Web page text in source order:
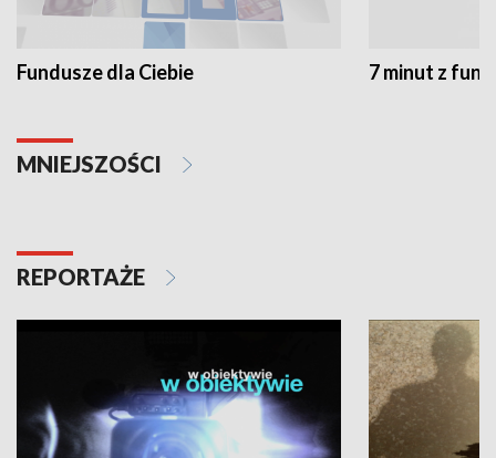
Fundusze dla Ciebie 7 minut z
MNIEJSZOŚCI
REPORTAŻE